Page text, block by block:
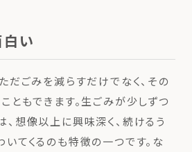
い
だごみを減らすだけでなく、その
ともできます。生ごみが少しずつ
想像以上に興味深く、続けるう
てくるのも特徴の一つです。な